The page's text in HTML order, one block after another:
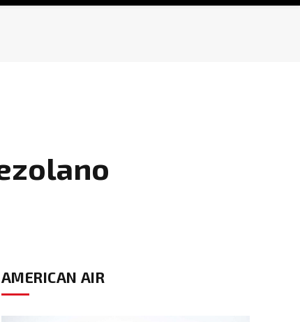
(Twitter)
AMERICAN AIR